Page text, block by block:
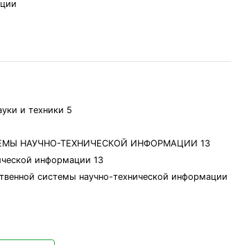
и техники 5
НАУЧНО-ТЕХНИЧЕСКОЙ ИНФОРМАЦИИ 13
информации 13
системы научно-технической информации